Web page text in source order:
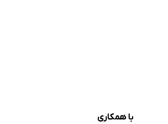
با همکاری